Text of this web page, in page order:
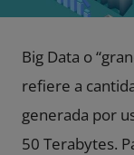
Big Data o
refiere a
generada por
50 Terabytes.